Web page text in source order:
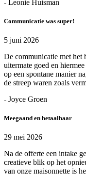
- Leonie Huisman
Communicatie was super!
5 juni 2026
De communicatie met het
uitermate goed en
op een spontane manier
de streep waren zoals
- Joyce Groen
Meegaand en betaalbaar
29 mei 2026
Na de offerte een intake
creatieve blik op het
van onze maisonnette is